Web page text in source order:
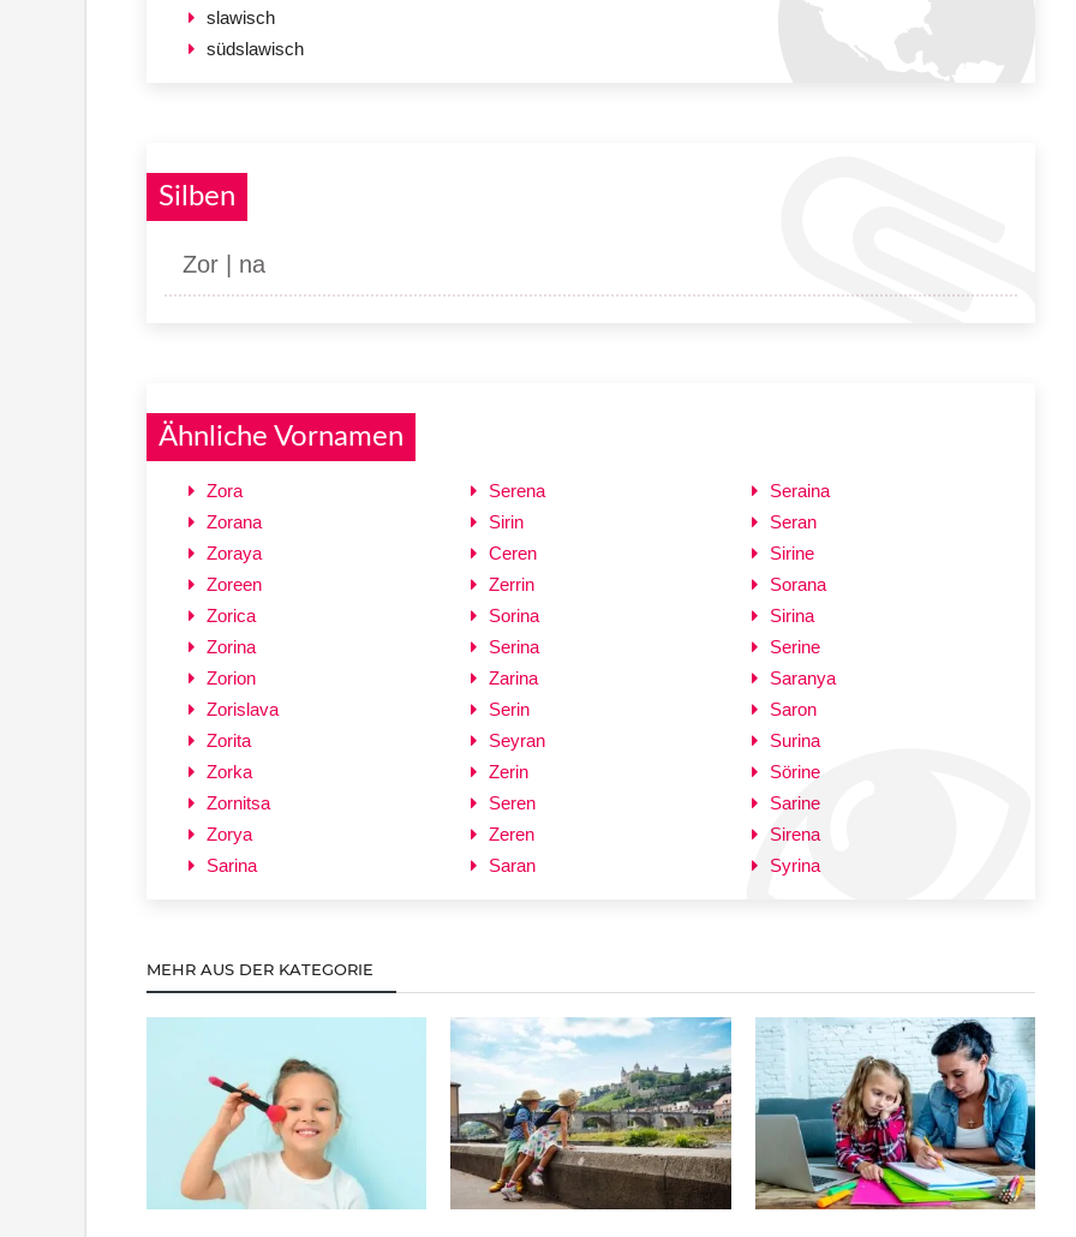
slawisch
südslawisch
Silben
Zor | na
Ähnliche Vornamen
Zora
Zorana
Zoraya
Zoreen
Zorica
Zorina
Zorion
Zorislava
Zorita
Zorka
Zornitsa
Zorya
Sarina
Serena
Sirin
Ceren
Zerrin
Sorina
Serina
Zarina
Serin
Seyran
Zerin
Seren
Zeren
Saran
Seraina
Seran
Sirine
Sorana
Sirina
Serine
Saranya
Saron
Surina
Sörine
Sarine
Sirena
Syrina
MEHR AUS DER KATEGORIE